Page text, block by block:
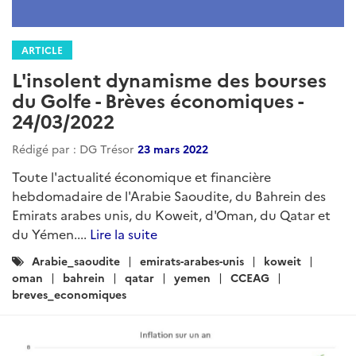
ARTICLE
L'insolent dynamisme des bourses
du Golfe - Brèves économiques -
24/03/2022
Rédigé par : DG Trésor 23 mars 2022
Toute l'actualité économique et financière
hebdomadaire de l'Arabie Saoudite, du Bahrein des
Emirats arabes unis, du Koweit, d'Oman, du Qatar et
du Yémen.... Lire la suite
Catégories
:
Arabie_saoudite emirats-arabes-unis
koweit
oman
bahrein qatar yemen
CCEAG
breves_economiques